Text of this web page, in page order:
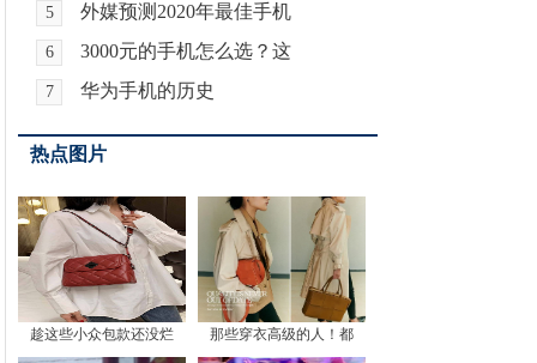
5 外媒预测2020年最佳手机
6 3000元的手机怎么选？这
7 华为手机的历史
热点图片
趁这些小众包款还没烂 那些穿衣高级的人！都